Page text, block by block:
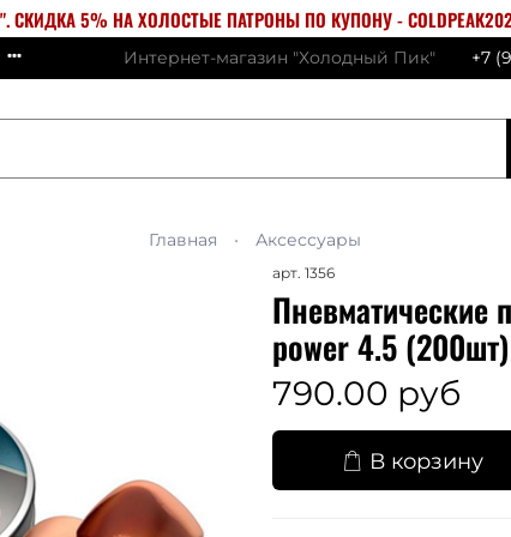
СКИДКА 5% НА ХОЛОСТЫЕ ПАТРОНЫ ПО КУПОНУ -
Интернет-магазин "Холодный Пик" +7
Главная Аксессуары
арт. 1356
Пневматические
power 4.5
790.00 руб
В корзину